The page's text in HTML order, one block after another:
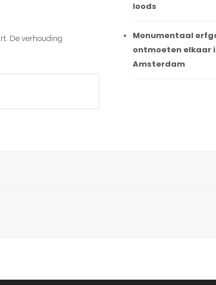
De verhouding
loods
Monumentaal
ontmoeten elkaar
Amsterdam